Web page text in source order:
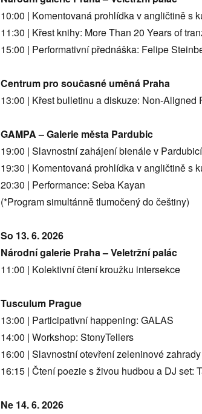
10:00 | Komentovaná prohlídka v angličtině s
11:30 | Křest knihy: More Than 20 Years of
15:00 | Performativní přednáška: Felipe
Centrum pro současné uměná Praha
13:00 | Křest bulletinu a diskuze: Non-Aligned
GAMPA – Galerie města Pardubic
19:00 | Slavnostní zahájení bienále v
19:30 | Komentovaná prohlídka v angličtině s
20:30 | Performance: Seba Kayan
(*Program simultánně tlumočený do češtiny)
So 13. 6. 2026
Národní galerie Praha – Veletržní palác
11:00 | Kolektivní čtení kroužku intersekce
Tusculum Prague
13:00 | Participativní happening: GALAS
14:00 | Workshop: StonyTellers
16:00 | Slavnostní otevření zeleninové zahrady
16:15 | Čtení poezie s živou hudbou a DJ set:
Ne 14. 6. 2026